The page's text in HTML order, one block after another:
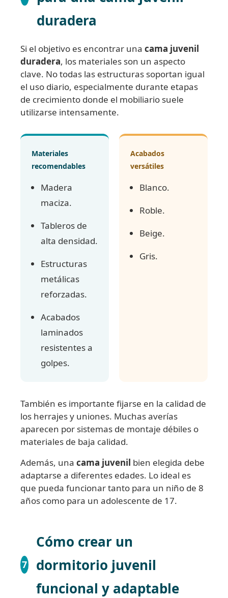
duradera
Si el objetivo es encontrar una cama juvenil
duradera, los materiales son un aspecto
clave. No todas las estructuras soportan igual
el uso diario, especialmente durante etapas
de crecimiento donde el mobiliario suele
utilizarse intensamente.
Materiales
recomendables
Madera
maciza.
Tableros de
alta densidad.
Estructuras
metálicas
reforzadas.
Acabados
laminados
resistentes a
golpes.
Acabados
versátiles
Blanco.
Roble.
Beige.
Gris.
También es importante fijarse en la calidad de
los herrajes y uniones. Muchas averías
aparecen por sistemas de montaje débiles o
materiales de baja calidad.
Además, una cama juvenil bien elegida debe
adaptarse a diferentes edades. Lo ideal es
que pueda funcionar tanto para un niño de 8
años como para un adolescente de 17.
7
Cómo crear un
dormitorio juvenil
funcional y adaptable